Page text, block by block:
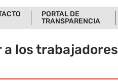
PORTAL DE
TRANSPARENCIA
los trabajadores